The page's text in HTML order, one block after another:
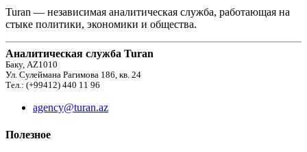
Turan — независимая аналитическая служба, работающая на
стыке политики, экономики и общества.
Аналитическая служба Turan
Баку, AZ1010
Ул. Сулеймана Рагимова 186, кв. 24
Тел.: (+99412) 440 11 96
agency@turan.az
Полезное